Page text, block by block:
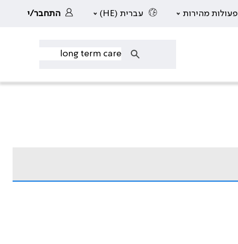
פעולות מהירות עברית (HE) התחבר/י